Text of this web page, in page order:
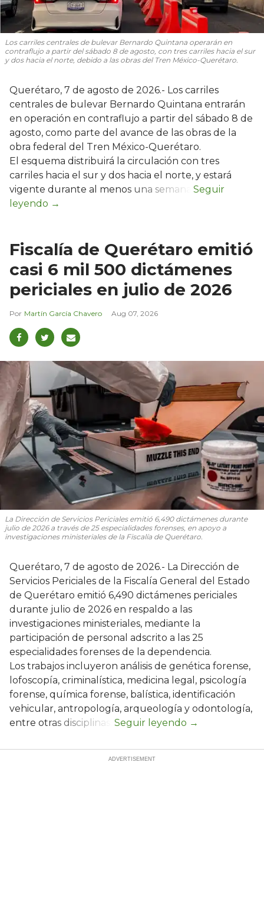
Los carriles centrales de bulevar Bernardo Quintana operarán en
contraflujo a partir del sábado 8 de agosto, con tres carriles hacia el sur
y dos hacia el norte, debido a las obras del Tren México-Querétaro.
Querétaro, 7 de agosto de 2026.- Los carriles
centrales de bulevar Bernardo Quintana entrarán
en operación en contraflujo a partir del sábado 8 de
agosto, como parte del avance de las obras de la
obra federal del Tren México-Querétaro.
El esquema distribuirá la circulación con tres
carriles hacia el sur y dos hacia el norte, y estará
vigente durante al menos una semana.
Fiscalía de Querétaro emitió
casi 6 mil 500 dictámenes
periciales en julio de 2026
Martín García Chavero Aug 07, 2026
La Dirección de Servicios Periciales emitió 6,490 dictámenes durante
julio de 2026 a través de 25 especialidades forenses, en apoyo a
investigaciones ministeriales de la Fiscalía de Querétaro.
Querétaro, 7 de agosto de 2026.- La Dirección de
Servicios Periciales de la Fiscalía General del Estado
de Querétaro emitió 6,490 dictámenes periciales
durante julio de 2026 en respaldo a las
investigaciones ministeriales, mediante la
participación de personal adscrito a las 25
especialidades forenses de la dependencia.
Los trabajos incluyeron análisis de genética forense,
lofoscopía, criminalística, medicina legal, psicología
forense, química forense, balística, identificación
vehicular, antropología, arqueología y odontología,
entre otras disciplinas.